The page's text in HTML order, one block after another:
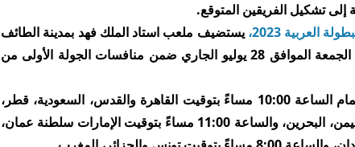
إلى تشكيل الفريقين المتوقع.
العربية 2023 ، يستضيف ملعب استاد الملك فهد بمدينة الطائف
السعودية مباراة النصر ضد الشباب غدًا الجمعة الموافق 28 يوليو الجاري ضمن منافسات الجولة الأولى من
وتنطلق مباراة النصر ضد الشباب في تمام الساعة 10:00 مساءً بتوقيت القاهرة والقدس، السعودية، قطر،
الكويت، لبنان، سوريا، العراق، الأردن، اليمن، البحرين، والساعة 11:00 مساءً بتوقيت الإمارات سلطنة عمان،